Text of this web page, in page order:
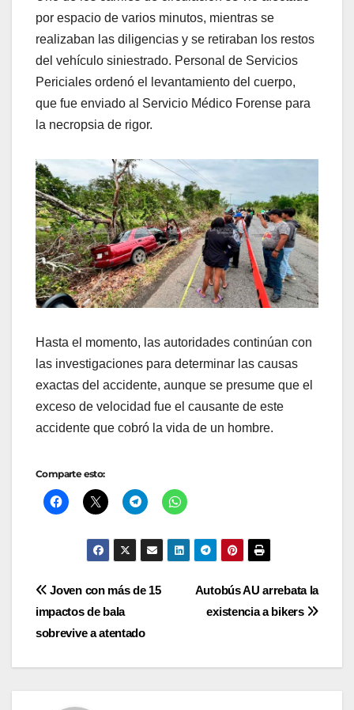
por espacio de varios minutos, mientras se
realizaban las diligencias y se retiraban los restos
del vehículo siniestrado. Personal de Servicios
Periciales ordenó el levantamiento del cuerpo,
que fue enviado al Servicio Médico Forense para
la necropsia de rigor.
Hasta el momento, las autoridades continúan con
las investigaciones para determinar las causas
exactas del accidente, aunque se presume que el
exceso de velocidad fue el causante de este
accidente que cobró la vida de un hombre.
Comparte esto:
Navegación
de
entradas
Autobús AU arrebata la
existencia a bikers
Joven con más de 15
impactos de bala
sobrevive a atentado